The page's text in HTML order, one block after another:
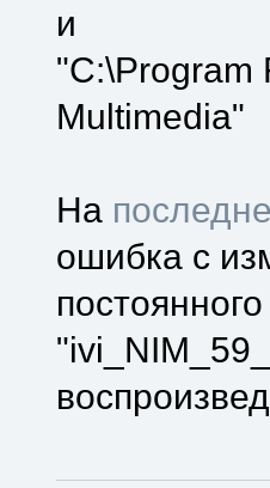
и
"C:\Program
Multimedia"
На
ошибка с